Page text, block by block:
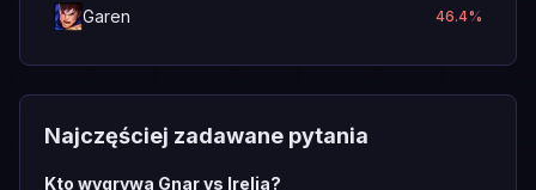
Garen 46.4%
Najczęściej zadawane pytania
Kto wygrywa Gnar vs Irelia?